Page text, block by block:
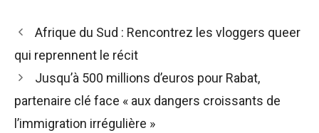
Navigation
des
Afrique du Sud : Rencontrez les vloggers queer
qui reprennent le récit
Jusqu’à 500 millions d’euros pour Rabat,
partenaire clé face « aux dangers croissants de
l’immigration irrégulière »